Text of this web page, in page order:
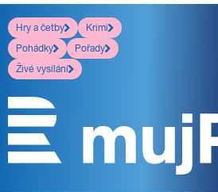
Hry a četby
Krimi
Pohádky
Pořady
Živé vysílání